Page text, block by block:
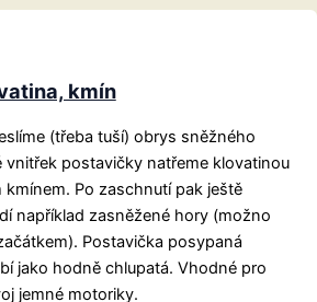
kmín
(třeba tuší) obrys sněžného
vnitřek postavičky natřeme klovatinou
kmínem. Po zaschnutí pak ještě
například zasněžené hory (možno
Postavička posypaná
jako hodně chlupatá. Vhodné pro
jemné motoriky.